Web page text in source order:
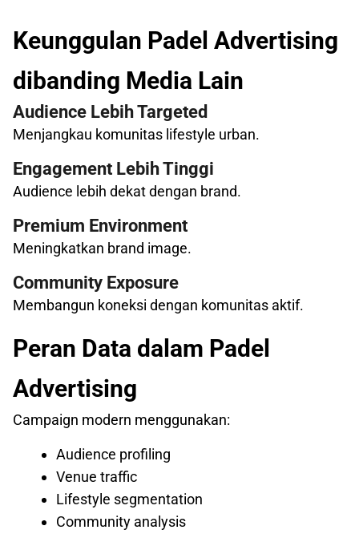
Keunggulan Padel Advertising
dibanding Media Lain
Audience Lebih Targeted
Menjangkau komunitas lifestyle urban.
Engagement Lebih Tinggi
Audience lebih dekat dengan brand.
Premium Environment
Meningkatkan brand image.
Community Exposure
Membangun koneksi dengan komunitas aktif.
Peran Data dalam Padel
Advertising
Campaign modern menggunakan:
Audience profiling
Venue traffic
Lifestyle segmentation
Community analysis